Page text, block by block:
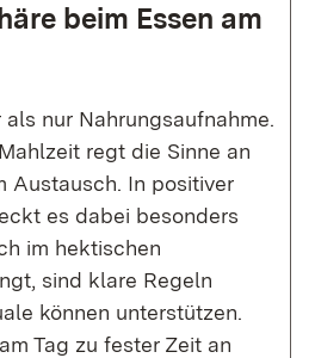
beim Essen am
nur Nahrungsaufnahme.
regt die Sinne an
Austausch. In positiver
es dabei besonders
im hektischen
sind klare Regeln
können unterstützen.
Tag zu fester Zeit an